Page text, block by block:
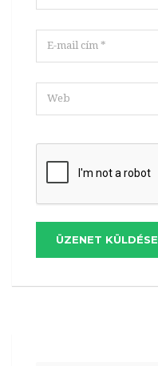
ÜZENET KÜLDÉSE